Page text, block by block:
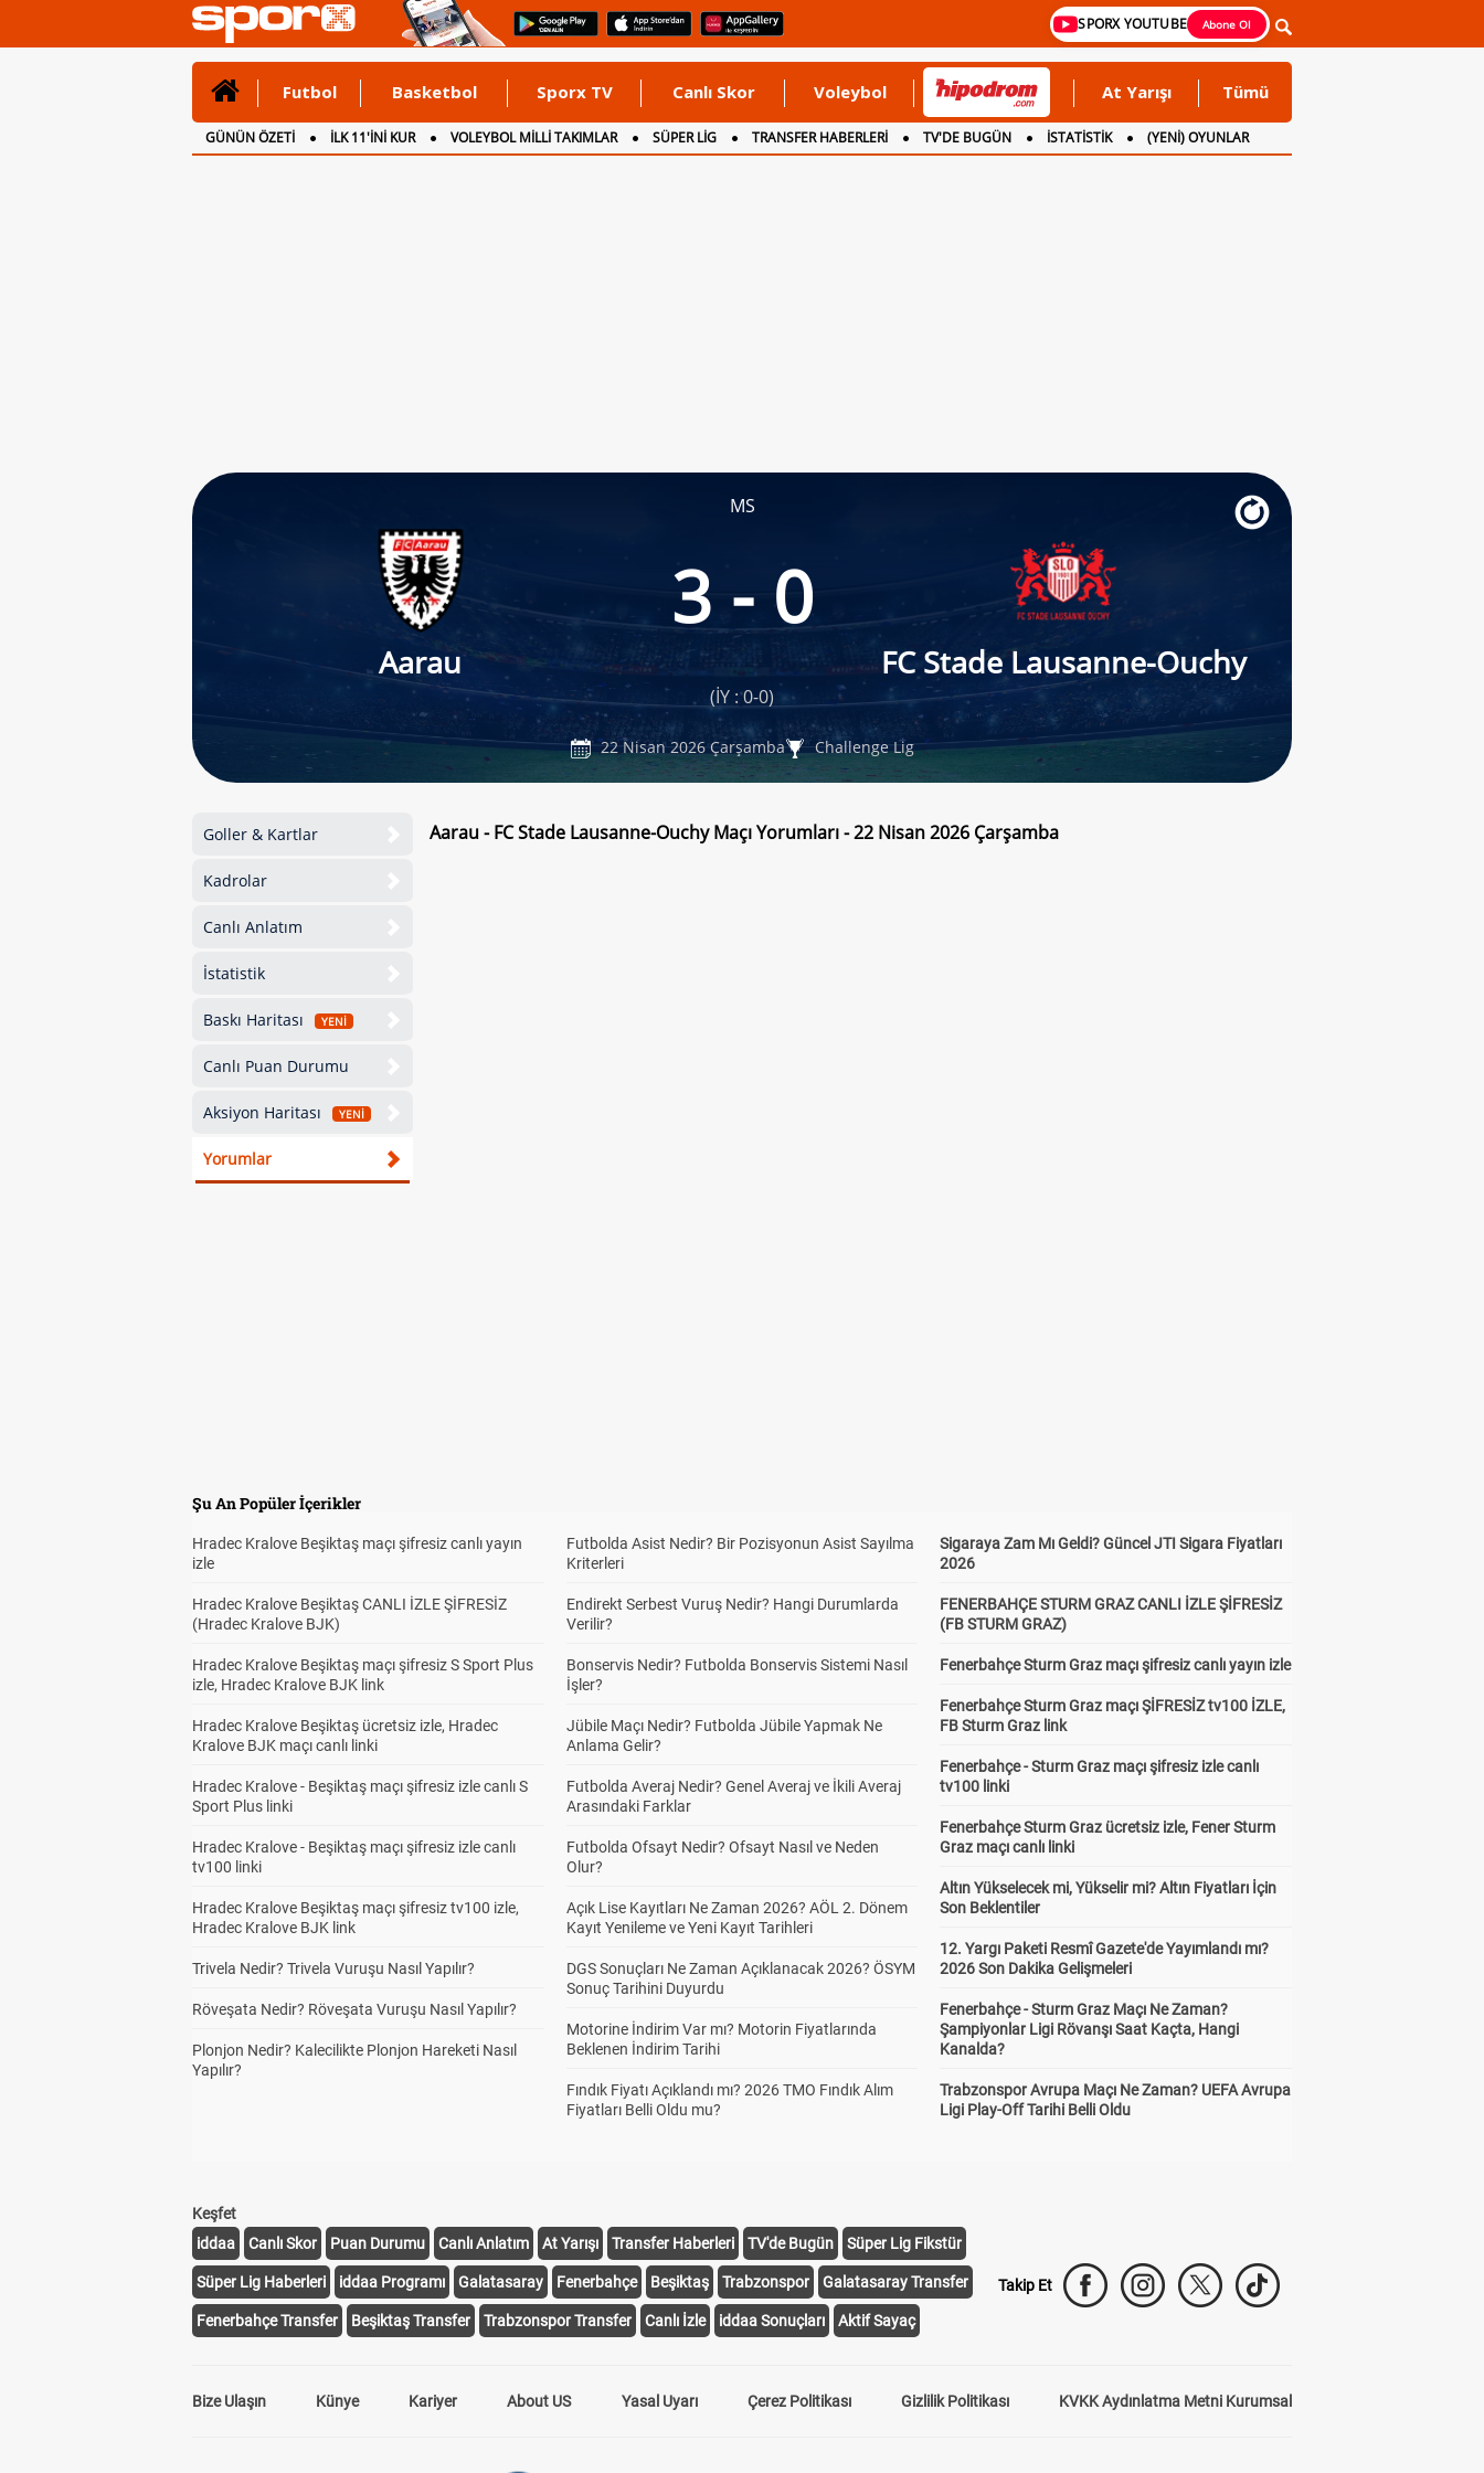
SPORX YOUTUBE Abone Ol
Futbol Basketbol Sporx TV Canlı Skor Voleybol At Yarışı Tümü
GÜNÜN ÖZETİ İLK 11'İNİ KUR VOLEYBOL MİLLİ TAKIMLAR SÜPER LİG TRANSFER HABERLERİ TV'DE BUGÜN İSTATİSTİK
(YENİ) OYUNLAR
CANLI ANLATIM
İNGİLTERE
MS
Aarau
3 - 0
FC Stade Lausanne-Ouchy
(İY : 0-0)
22 Nisan 2026 Çarşamba Challenge Lig
Goller & Kartlar
Kadrolar
Canlı Anlatım
İstatistik
Baskı Haritası YENİ
Canlı Puan Durumu
Aksiyon Haritası YENİ
Yorumlar
Aarau - FC Stade Lausanne-Ouchy Maçı Yorumları - 22 Nisan 2026 Çarşamba
Şu An Popüler İçerikler
Hradec Kralove Beşiktaş maçı şifresiz canlı yayın
izle
Hradec Kralove Beşiktaş CANLI İZLE ŞİFRESİZ
(Hradec Kralove BJK)
Hradec Kralove Beşiktaş maçı şifresiz S Sport Plus
izle, Hradec Kralove BJK link
Hradec Kralove Beşiktaş ücretsiz izle, Hradec
Kralove BJK maçı canlı linki
Hradec Kralove - Beşiktaş maçı şifresiz izle canlı S
Sport Plus linki
Hradec Kralove - Beşiktaş maçı şifresiz izle canlı
tv100 linki
Hradec Kralove Beşiktaş maçı şifresiz tv100 izle,
Hradec Kralove BJK link
Trivela Nedir? Trivela Vuruşu Nasıl Yapılır?
Röveşata Nedir? Röveşata Vuruşu Nasıl Yapılır?
Plonjon Nedir? Kalecilikte Plonjon Hareketi Nasıl
Yapılır?
Futbolda Asist Nedir? Bir Pozisyonun Asist Sayılma
Kriterleri
Endirekt Serbest Vuruş Nedir? Hangi Durumlarda
Verilir?
Bonservis Nedir? Futbolda Bonservis Sistemi Nasıl
İşler?
Jübile Maçı Nedir? Futbolda Jübile Yapmak Ne
Anlama Gelir?
Futbolda Averaj Nedir? Genel Averaj ve İkili Averaj
Arasındaki Farklar
Futbolda Ofsayt Nedir? Ofsayt Nasıl ve Neden
Olur?
Açık Lise Kayıtları Ne Zaman 2026? AÖL 2. Dönem
Kayıt Yenileme ve Yeni Kayıt Tarihleri
DGS Sonuçları Ne Zaman Açıklanacak 2026? ÖSYM
Sonuç Tarihini Duyurdu
Motorine İndirim Var mı? Motorin Fiyatlarında
Beklenen İndirim Tarihi
Fındık Fiyatı Açıklandı mı? 2026 TMO Fındık Alım
Fiyatları Belli Oldu mu?
Sigaraya Zam Mı Geldi? Güncel JTI Sigara Fiyatları
2026
FENERBAHÇE STURM GRAZ CANLI İZLE ŞİFRESİZ
(FB STURM GRAZ)
Fenerbahçe Sturm Graz maçı şifresiz canlı yayın izle
Fenerbahçe Sturm Graz maçı ŞİFRESİZ tv100 İZLE,
FB Sturm Graz link
Fenerbahçe - Sturm Graz maçı şifresiz izle canlı
tv100 linki
Fenerbahçe Sturm Graz ücretsiz izle, Fener Sturm
Graz maçı canlı linki
Altın Yükselecek mi, Yükselir mi? Altın Fiyatları İçin
Son Beklentiler
12. Yargı Paketi Resmî Gazete'de Yayımlandı mı?
2026 Son Dakika Gelişmeleri
Fenerbahçe - Sturm Graz Maçı Ne Zaman?
Şampiyonlar Ligi Rövanşı Saat Kaçta, Hangi
Kanalda?
Trabzonspor Avrupa Maçı Ne Zaman? UEFA Avrupa
Ligi Play-Off Tarihi Belli Oldu
Keşfet
iddaa
Canlı Skor Puan Durumu Canlı Anlatım At Yarışı Transfer Haberleri TV'de Bugün Süper Lig Fikstür
Süper Lig Haberleri iddaa Programı Galatasaray Fenerbahçe Beşiktaş Trabzonspor Galatasaray Transfer
Fenerbahçe Transfer Beşiktaş Transfer Trabzonspor Transfer Canlı İzle iddaa Sonuçları Aktif Sayaç
Takip Et
Bize Ulaşın Künye Kariyer About US Yasal Uyarı Çerez Politikası Gizlilik Politikası KVKK Aydınlatma Metni Kurumsal